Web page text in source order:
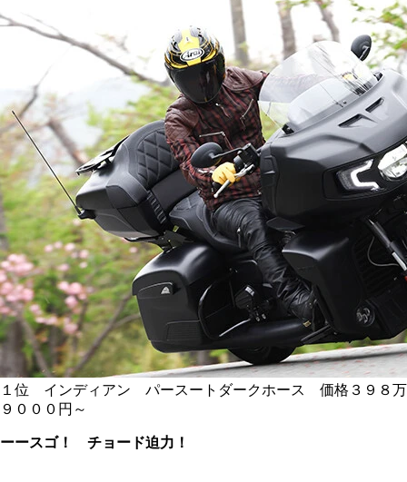
１位 インディアン パースートダークホース 価格３９８万
９０００円～
ーースゴ！ チョード迫力！